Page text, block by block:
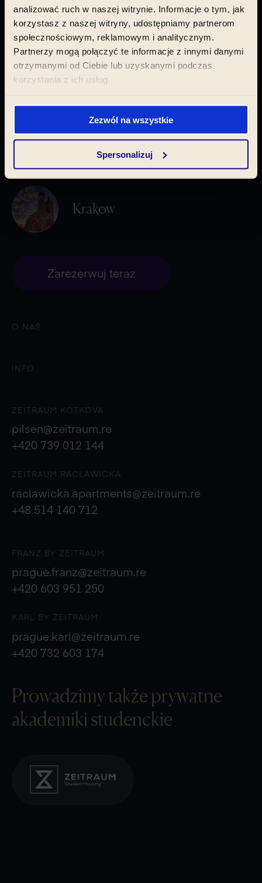
analizować ruch w naszej witrynie. Informacje o tym, jak
korzystasz z naszej witryny, udostępniamy partnerom
społecznościowym, reklamowym i analitycznym.
Partnerzy mogą połączyć te informacje z innymi danymi
otrzymanymi od Ciebie lub uzyskanymi podczas
korzystania z ich usług.
Zezwól na wszystkie
Spersonalizuj
Znajdź swój nowy dom
Prague
Pilsen
Krakow
Zarezerwuj teraz
O NAS
INFO
ZEITRAUM KOTKOVA
pilsen@zeitraum.re
+420 739 012 144
ZEITRAUM RACŁAWICKA
raclawicka.apartments@zeitraum.re
+48 514 140 712
FRANZ BY ZEITRAUM
prague.franz@zeitraum.re
+420 603 951 250
KARL BY ZEITRAUM
prague.karl@zeitraum.re
+420 732 603 174
Prowadzimy takżeprywatne
akademiki studenckie